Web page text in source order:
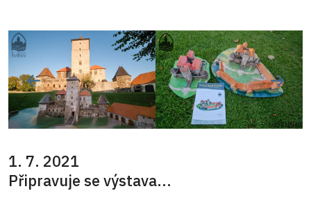
1. 7. 2021
Připravuje se výstava...